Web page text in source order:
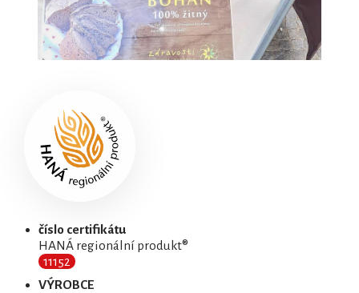
číslo certifikátu
HANÁ regionální produkt®
11152
VÝROBCE